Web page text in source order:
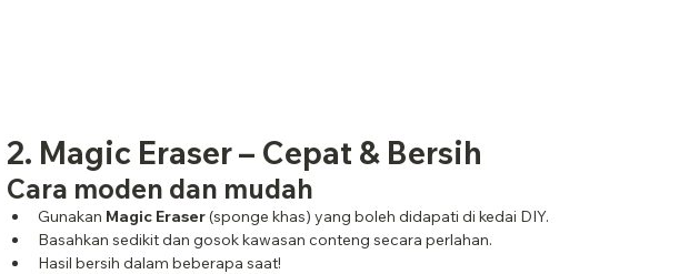
2. Magic Eraser – Cepat & Bersih
Cara moden dan mudah
Gunakan Magic Eraser (sponge khas) yang boleh didapati di kedai DIY.
Basahkan sedikit dan gosok kawasan conteng secara perlahan.
Hasil bersih dalam beberapa saat!